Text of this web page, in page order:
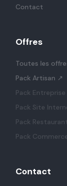
Contact
Offres
Toutes les
Pack Artisan ↗
Pack Entreprise
Pack Site
Pack
Pack
Contact